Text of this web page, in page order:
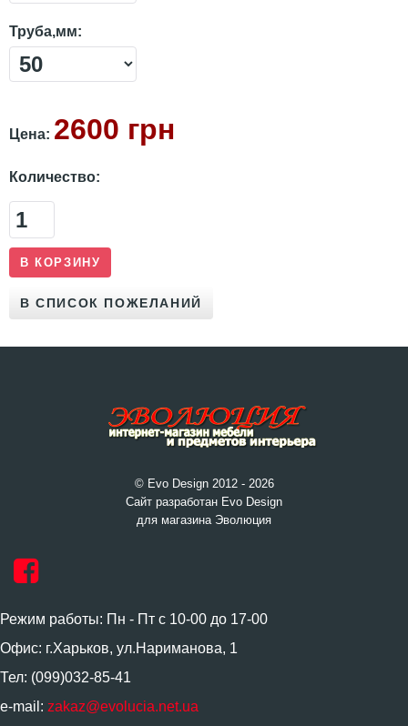
Труба,мм:
Цена: 2600 грн
Количество:
© Evo Design 2012 - 2026
Сайт разработан Evo Design
для магазина Эволюция
Режим работы: Пн - Пт с 10-00 до 17-00
Офис: г.Харьков, ул.Нариманова, 1
Тел: (099)032-85-41
e-mail: zakaz@evolucia.net.ua